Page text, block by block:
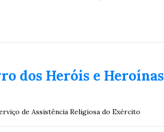
dos Heróis e Heroínas
de Assistência Religiosa do Exército